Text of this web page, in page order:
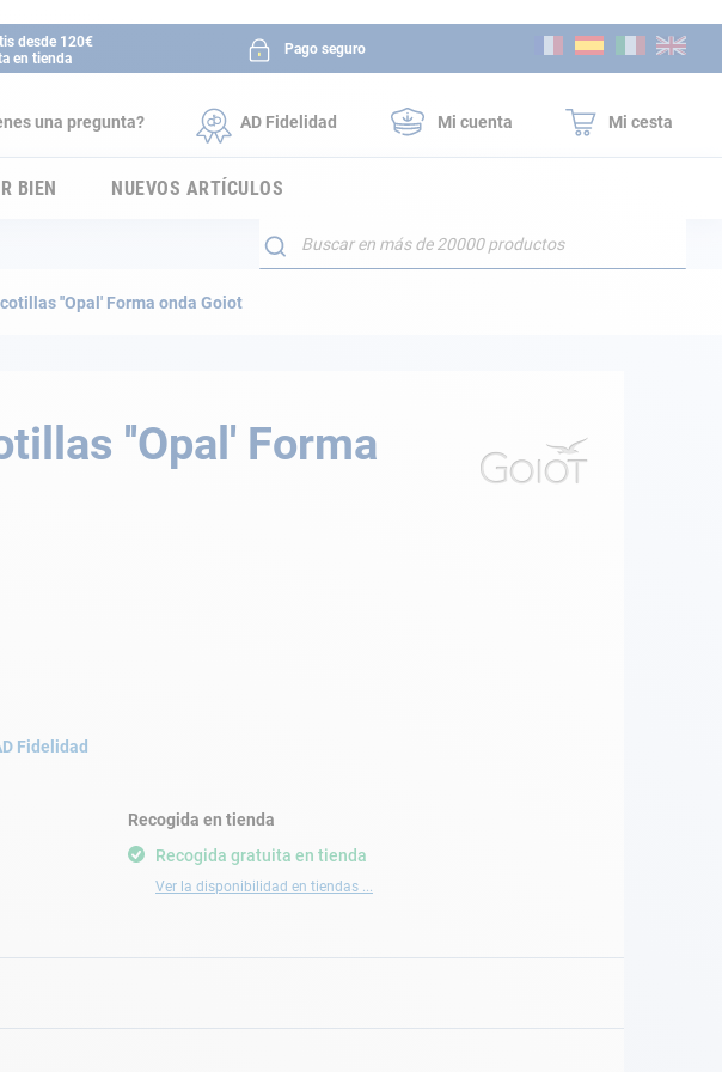
desde 120€
en tienda
Pago seguro
una pregunta? AD Fidelidad Mi cuenta Mi cesta
BIEN NUEVOS ARTÍCULOS
Buscar
''Opal' Forma onda Goiot
''Opal' Forma
Fidelidad
Recogida gratuita en tienda
Ver la disponibilidad en tiendas ...
Recogida en tienda